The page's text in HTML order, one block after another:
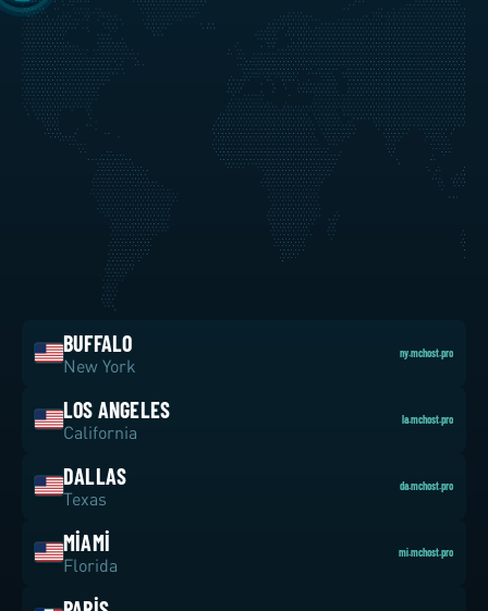
—
BUFFALO
New York
ny.mchost.pro
LOS ANGELES
California
la.mchost.pro
DALLAS
Texas
da.mchost.pro
MIAMI
Florida
mi.mchost.pro